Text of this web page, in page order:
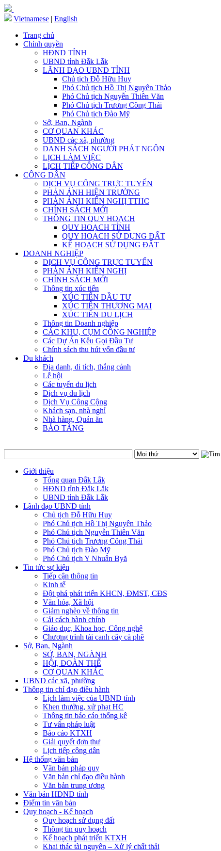
Vietnamese | English
Trang chủ
Chính quyền
HĐND TỈNH
UBND tỉnh Đắk Lắk
LÃNH ĐẠO UBND TỈNH
Chủ tịch Đỗ Hữu Huy
Phó Chủ tịch Hồ Thị Nguyên Thảo
Phó Chủ tịch Nguyễn Thiên Văn
Phó Chủ tịch Trương Công Thái
Phó Chủ tịch Đào Mỹ
Sở, Ban, Ngành
CƠ QUAN KHÁC
UBND các xã, phường
DANH SÁCH NGƯỜI PHÁT NGÔN
LỊCH LÀM VIỆC
LỊCH TIẾP CÔNG DÂN
CÔNG DÂN
DỊCH VỤ CÔNG TRỰC TUYẾN
PHẢN ÁNH HIỆN TRƯỜNG
PHẢN ÁNH KIẾN NGHỊ TTHC
CHÍNH SÁCH MỚI
THÔNG TIN QUY HOẠCH
QUY HOẠCH TỈNH
QUY HOẠCH SỬ DỤNG ĐẤT
KẾ HOẠCH SỬ DỤNG ĐẤT
DOANH NGHIỆP
DỊCH VỤ CÔNG TRỰC TUYẾN
PHẢN ÁNH KIẾN NGHỊ
CHÍNH SÁCH MỚI
Thông tin xúc tiến
XÚC TIẾN ĐẦU TƯ
XÚC TIẾN THƯƠNG MẠI
XÚC TIẾN DU LỊCH
Thông tin Doanh nghiệp
CÁC KHU, CỤM CÔNG NGHIỆP
Các Dự Án Kêu Gọi Đầu Tư
Chính sách thu hút vốn đầu tư
Du khách
Địa danh, di tích, thắng cảnh
Lễ hội
Các tuyến du lịch
Dịch vụ du lịch
Dịch Vụ Công Cộng
Khách sạn, nhà nghỉ
Nhà hàng, Quán ăn
BẢO TÀNG
Giới thiệu
Tổng quan Đắk Lắk
HĐND tỉnh Đắk Lắk
UBND tỉnh Đắk Lắk
Lãnh đạo UBND tỉnh
Chủ tịch Đỗ Hữu Huy
Phó Chủ tịch Hồ Thị Nguyên Thảo
Phó Chủ tịch Nguyễn Thiên Văn
Phó Chủ tịch Trương Công Thái
Phó Chủ tịch Đào Mỹ
Phó Chủ tịch Y Nhuân Byă
Tin tức sự kiện
Tiếp cận thông tin
Kinh tế
Đột phá phát triển KHCN, ĐMST, CĐS
Văn hóa, Xã hội
Giảm nghèo về thông tin
Cải cách hành chính
Giáo dục, Khoa học, Công nghệ
Chương trình tái canh cây cà phê
Sở, Ban, Ngành
SỞ, BAN, NGÀNH
HỘI, ĐOÀN THỂ
CƠ QUAN KHÁC
UBND các xã, phường
Thông tin chỉ đạo điều hành
Lịch làm việc của UBND tỉnh
Khen thưởng, xử phạt HC
Thông tin báo cáo thống kê
Tư vấn pháp luật
Báo cáo KTXH
Giải quyết đơn thư
Lịch tiếp công dân
Hệ thống văn bản
Văn bản pháp quy
Văn bản chỉ đạo điều hành
Văn bản trung ương
Văn bản HĐND tỉnh
Điểm tin văn bản
Quy hoạch - Kế hoạch
Quy hoạch sử dụng đất
Thông tin quy hoạch
Kế hoạch phát triển KTXH
Khai thác tài nguyên – Xử lý chất thải